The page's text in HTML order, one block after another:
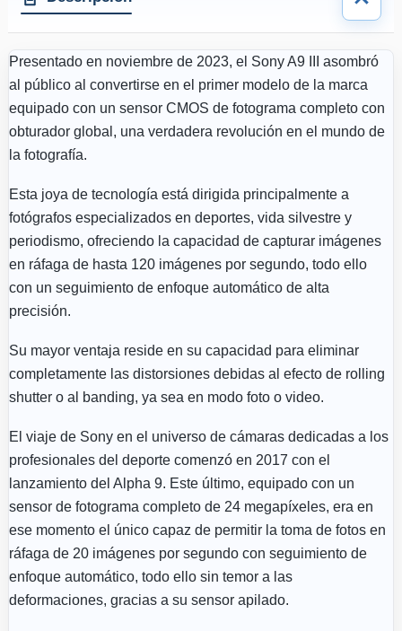
Presentado en noviembre de 2023, el Sony A9 III asombró
al público al convertirse en el primer modelo de la marca
equipado con un sensor CMOS de fotograma completo con
obturador global, una verdadera revolución en el mundo de
la fotografía.
Esta joya de tecnología está dirigida principalmente a
fotógrafos especializados en deportes, vida silvestre y
periodismo, ofreciendo la capacidad de capturar imágenes
en ráfaga de hasta 120 imágenes por segundo, todo ello
con un seguimiento de enfoque automático de alta
precisión.
Su mayor ventaja reside en su capacidad para eliminar
completamente las distorsiones debidas al efecto de rolling
shutter o al banding, ya sea en modo foto o video.
El viaje de Sony en el universo de cámaras dedicadas a los
profesionales del deporte comenzó en 2017 con el
lanzamiento del Alpha 9. Este último, equipado con un
sensor de fotograma completo de 24 megapíxeles, era en
ese momento el único capaz de permitir la toma de fotos en
ráfaga de 20 imágenes por segundo con seguimiento de
enfoque automático, todo ello sin temor a las
deformaciones, gracias a su sensor apilado.